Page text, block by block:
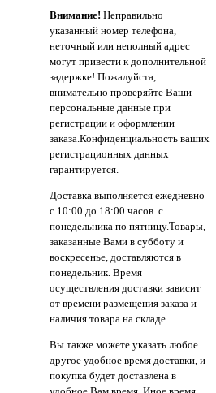
Внимание! Неправильно
указанный номер телефона,
неточный или неполный адрес
могут привести к дополнительной
задержке! Пожалуйста,
внимательно проверяйте Ваши
персональные данные при
регистрации и оформлении
заказа.Конфиденциальность ваших
регистрационных данных
гарантируется.
Доставка выполняется ежедневно
с 10:00 до 18:00 часов. с
понедельника по пятницу.Товары,
заказанные Вами в субботу и
воскресенье, доставляются в
понедельник. Время
осуществления доставки зависит
от времени размещения заказа и
наличия товара на складе.
Вы также можете указать любое
другое удобное время доставки, и
покупка будет доставлена в